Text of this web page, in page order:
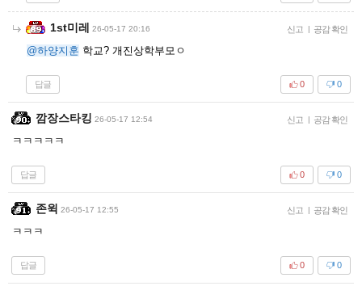
1st미레 26-05-17 20:16 신고 | 공감 확인
@하양지훈 학교? 개진상학부모ㅇ
답글 0
0
깜장스타킹 26-05-17 12:54 신고 | 공감 확인
ㅋㅋㅋㅋㅋ
답글 0
0
존윅 26-05-17 12:55 신고 | 공감 확인
ㅋㅋㅋ
답글 0
0